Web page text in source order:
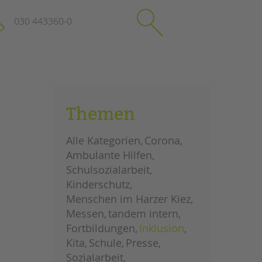
Impressum
Datenschutz
Hinweisgebersystem
Intranet
schließen
030 443360-0
SuchenThemen
Alle Kategorien Corona
Ambulante Hilfen
Schulsozialarbeit
Kinderschutz
Menschen im Harzer Kiez
Messen tandem intern
Fortbildungen Inklusion
Kita Schule Presse
Sozialarbeit